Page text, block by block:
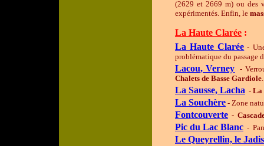
(2629 et 2669 m) ou
expérimentés. Enfin, le
La Haute Clarée :
La Haute Clarée -
problématique du passage
Lacou, Verney -
Chalets de Basse Gardiole.
La Sausse, Lacha - La
La Souchère - Zone
Fontcouverte -
Pic du Lac Blanc -
Le Queyrellin, le Jadis